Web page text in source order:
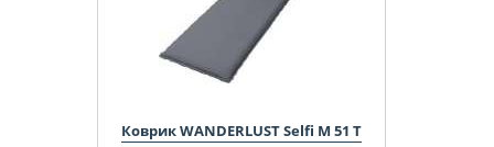
Коврик WANDERLUST Selfi M 51 T